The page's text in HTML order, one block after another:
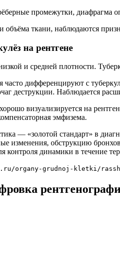
промежутки, диафрагма
ткани, наблюдаются
на рентгене
и средней плотности.
часто дифференцируют с
деструкции. Наблюдается
визуализируется на
эмфизема.
— «золотой стандарт» в
изменения, обструкцию
контроля динамики в течение
organy-grudnoj-kletki/